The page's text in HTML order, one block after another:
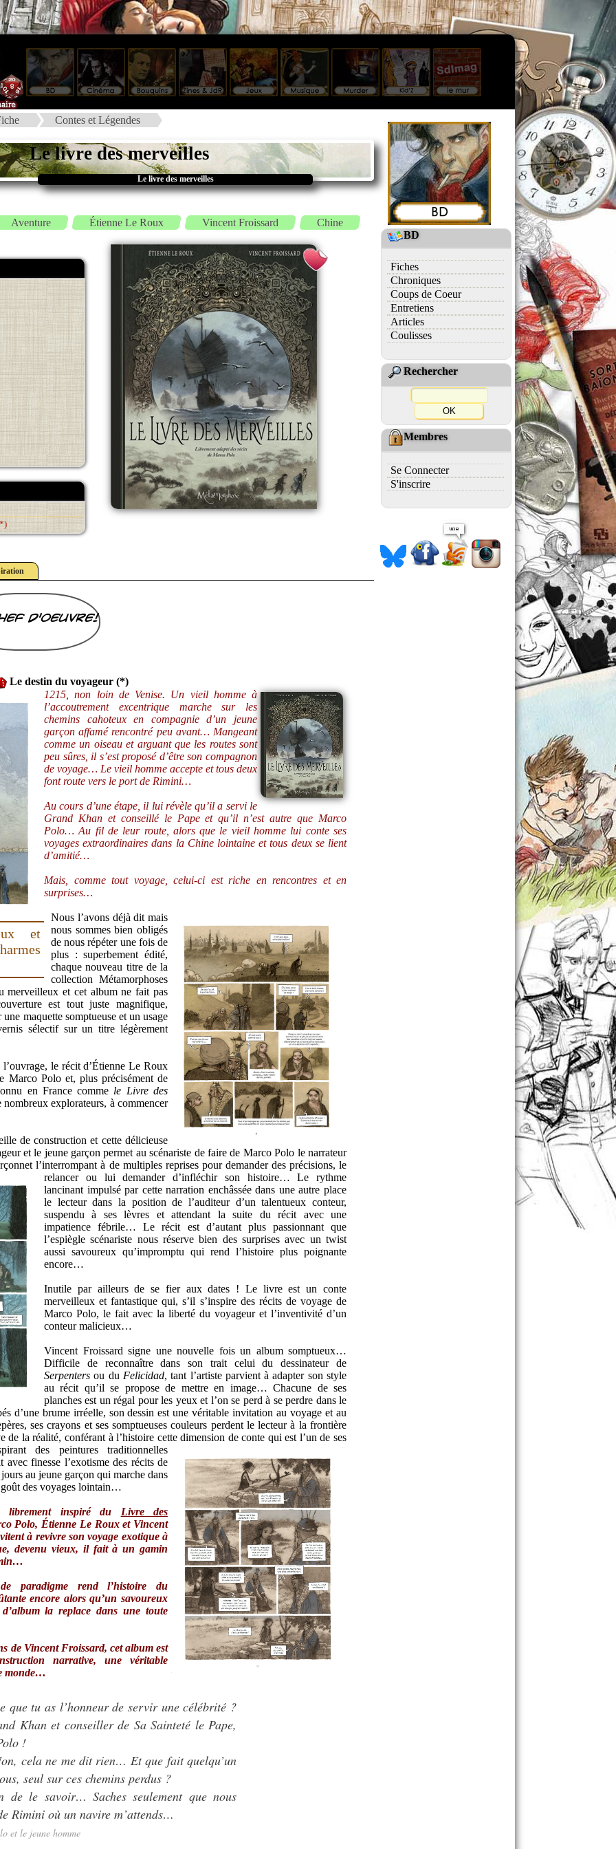
Contes et Légendes
Le livre des merveilles
Le livre des merveilles
Aventure Étienne Le Roux Vincent Froissard Chine
d'oeuvre!
Le destin du voyageur (*)
1215, non loin de Venise. Un vieil homme à
l’accoutrement excentrique marche sur les
chemins cahoteux en compagnie d’un jeune
garçon affamé rencontré peu avant… Mangeant
comme un oiseau et arguant que les routes sont
peu sûres, il s’est proposé d’être son compagnon
de voyage… Le vieil homme accepte et tous deux
font route vers le port de Rimini…
Au cours d’une étape, il lui révèle qu’il a servi le
Grand Khan et conseillé le Pape et qu’il n’est autre que Marco
Polo… Au fil de leur route, alors que le vieil homme lui conte ses
voyages extraordinaires dans la Chine lointaine et tous deux se lient
d’amitié…
Mais, comme tout voyage, celui-ci est riche en rencontres et en
surprises…
et
Nous l’avons déjà dit mais
nous sommes bien obligés
de nous répéter une fois de
plus : superbement édité,
chaque nouveau titre de la
collection Métamorphoses
merveilleux et cet album ne fait pas
est tout juste magnifique,
maquette somptueuse et un usage
sélectif sur un titre légèrement
le récit d’Étienne Le Roux
Marco Polo et, plus précisément de
en France comme le Livre des
explorateurs, à commencer
de construction et cette délicieuse
et le jeune garçon permet au scénariste de faire de Marco Polo le narrateur
l’interrompant à de multiples reprises pour demander des précisions, le
relancer ou lui demander d’infléchir son histoire…Le rythme
lancinant impulsé par cette narration enchâssée dans une autre place
le lecteur dans la position de l’auditeur d’un talentueux conteur,
suspendu à ses lèvres et attendant la suite du récit avec une
impatience fébrile… Le récit est d’autant plus passionnant que
l’espiègle scénariste nous réserve bien des surprises avec un twist
aussi savoureux qu’impromptu qui rend l’histoire plus poignante
encore…
Inutile par ailleurs de se fier aux dates ! Le livre est un conte
merveilleux et fantastique qui, s’il s’inspire des récits de voyage de
Marco Polo, le fait avec la liberté du voyageur et l’inventivité d’un
conteur malicieux…
Vincent Froissard signe une nouvelle fois un album somptueux…
Difficile de reconnaître dans son trait celui du dessinateur de
Serpenters ou du Felicidad, tant l’artiste parvient à adapter son style
au récit qu’il se propose de mettre en image… Chacune de ses
planches est un régal pour les yeux et l’on se perd à se perdre dans le
d’une brume irréelle, son dessin est une véritable invitation au voyage et au
ses crayons et ses somptueuses couleurs perdent le lecteur à la frontière
de la réalité, conférant à l’histoire cette dimension de conte qui est l’un de ses
des peintures traditionnelles
avec finesse l’exotisme des récits de
au jeune garçon qui marche dans
goût des voyages lointain…
librement inspiré du Livre des
Polo, Étienne Le Roux et Vincent
à revivre son voyage exotique à
devenu vieux, il fait à un gamin
paradigme rend l’histoire du
encore alors qu’un savoureux
la replace dans une toute
de Vincent Froissard, cet album est
narrative, une véritable
monde…
que tu as l’honneur de servir une célébrité ?
Khan et conseiller de Sa Sainteté le Pape,
!
cela ne me dit rien… Et que fait quelqu’un
seul sur ces chemins perdus ?
de le savoir… Saches seulement que nous
Rimini où un navire m’attends…
et le jeune homme
BD
Fiches
Chroniques
Coups de Coeur
Entretiens
Articles
Coulisses
Rechercher
Membres
Se Connecter
S'inscrire